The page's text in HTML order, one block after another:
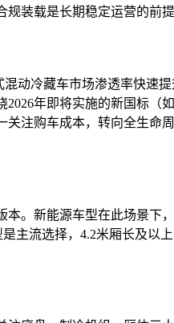
装载是长期稳定运营的前提
动冷藏车市场渗透率快速
年即将实施的新国标（
注购车成本，转向全生命
。新能源车型在此场景下
主流选择，4.2米厢长及以